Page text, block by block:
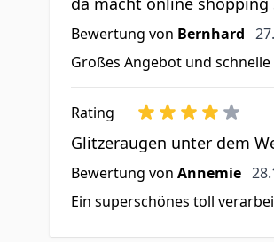
Bewertung von Bernhard
Großes Angebot und
Rating
Glitzeraugen unter dem
Bewertung von Annemie
Ein superschönes toll